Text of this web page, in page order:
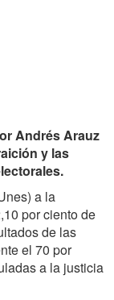
Andrés Arauz
y las
a la
por ciento de
de las
el 70 por
a la justicia